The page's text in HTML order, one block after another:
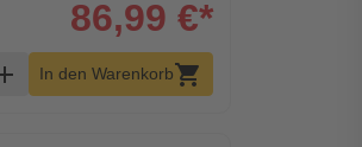
86,99 €*
Menge
In den Warenkorbshopping_cart